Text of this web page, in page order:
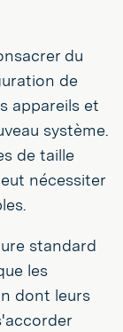
du
de
appareils et
système.
de taille
nécessiter
standard
les
dont leurs